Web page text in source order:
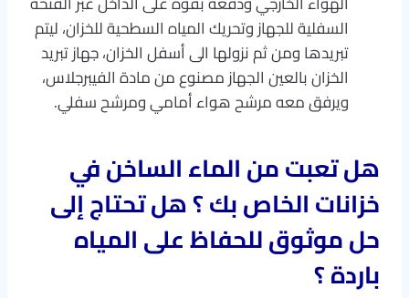
السفلية للجهاز وتحريك المياه السطحية للخزان، ليتم
تبريدها ومن ثم نزولها الى أسفل الخزان، جهاز تبريد
الخزان بالعين الجهاز مصنوع من مادة الفيبرجلاس،
ويرفق معه مرشح هواء أمامي ومرشح سفلي.
هل تعبت من الماء الساخن في
خزانات الخاص بك ؟ هل تحتاج إلى
حل موثوق للحفاظ على المياه
باردة ؟